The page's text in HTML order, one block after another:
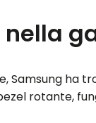
nella
Samsung ha
rotante,